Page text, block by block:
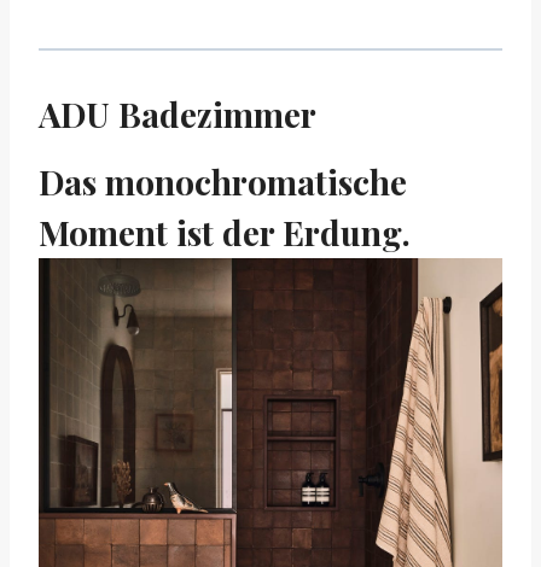
ADU Badezimmer
Das monochromatische
Moment ist der Erdung.